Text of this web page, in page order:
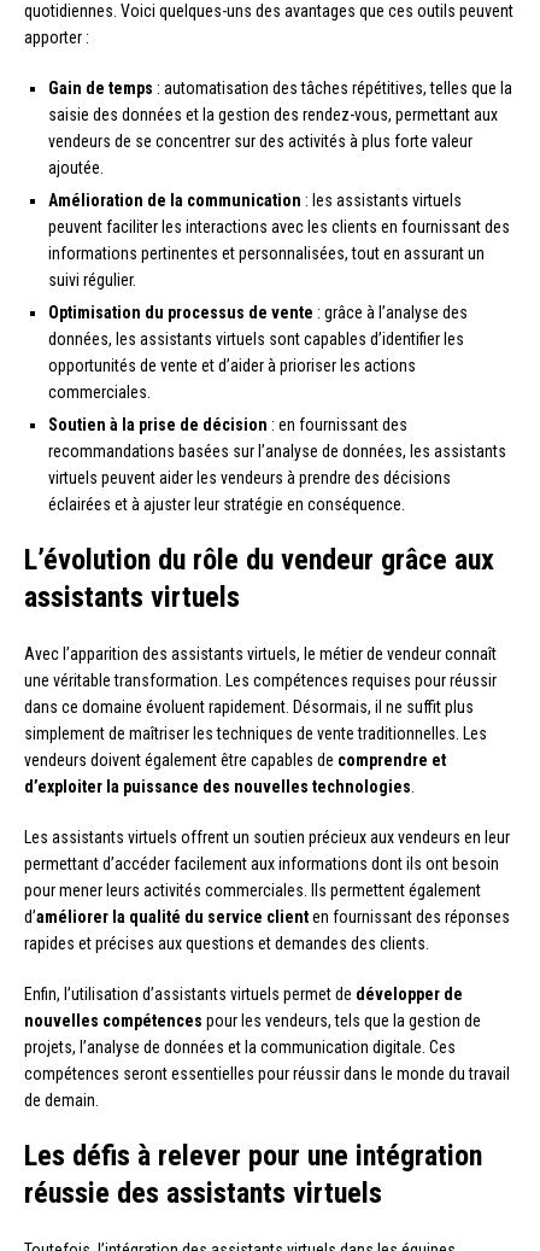
quotidiennes. Voici quelques-uns des avantages que ces outils peuvent
apporter :
Gain de temps : automatisation des tâches répétitives, telles que la
saisie des données et la gestion des rendez-vous, permettant aux
vendeurs de se concentrer sur des activités à plus forte valeur
ajoutée.
Amélioration de la communication : les assistants virtuels
peuvent faciliter les interactions avec les clients en fournissant des
informations pertinentes et personnalisées, tout en assurant un
suivi régulier.
Optimisation du processus de vente : grâce à l’analyse des
données, les assistants virtuels sont capables d’identifier les
opportunités de vente et d’aider à prioriser les actions
commerciales.
Soutien à la prise de décision : en fournissant des
recommandations basées sur l’analyse de données, les assistants
virtuels peuvent aider les vendeurs à prendre des décisions
éclairées et à ajuster leur stratégie en conséquence.
L’évolution du rôle du vendeur grâce aux
assistants virtuels
Avec l’apparition des assistants virtuels, le métier de vendeur connaît
une véritable transformation. Les compétences requises pour réussir
dans ce domaine évoluent rapidement. Désormais, il ne suffit plus
simplement de maîtriser les techniques de vente traditionnelles. Les
vendeurs doivent également être capables de comprendre et
d’exploiter la puissance des nouvelles technologies.
Les assistants virtuels offrent un soutien précieux aux vendeurs en leur
permettant d’accéder facilement aux informations dont ils ont besoin
pour mener leurs activités commerciales. Ils permettent également
d’améliorer la qualité du service clienten fournissant des réponses
rapides et précises aux questions et demandes des clients.
Enfin, l’utilisation d’assistants virtuels permet de développer de
nouvelles compétences pour les vendeurs, tels que la gestion de
projets, l’analyse de données et la communication digitale. Ces
compétences seront essentielles pour réussir dans le monde du travail
de demain.
Les défis à relever pour une intégration
réussie des assistants virtuels